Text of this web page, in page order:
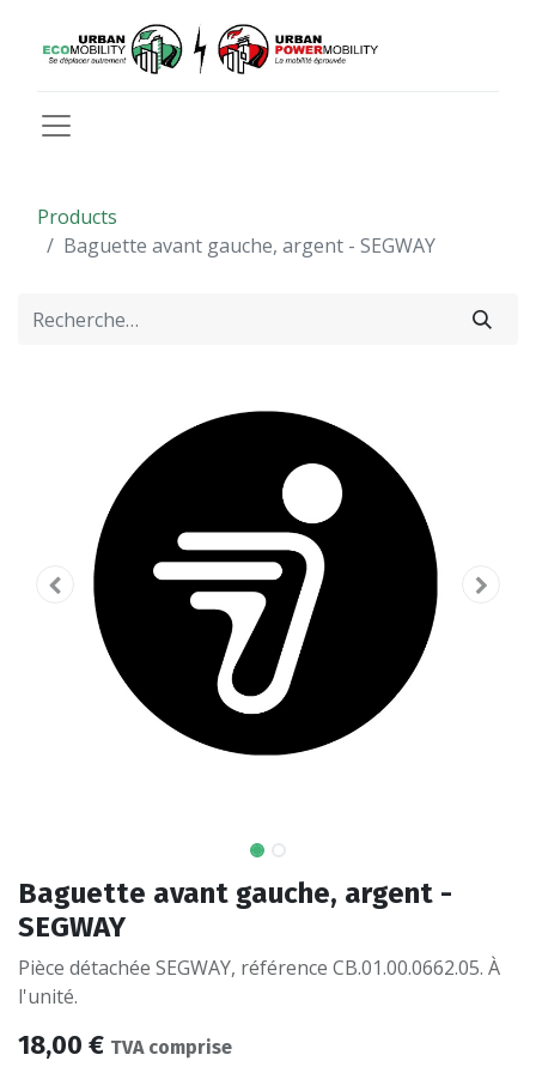
Products
Baguette avant gauche, argent - SEGWAY
Baguette avant gauche, argent -
SEGWAY
Pièce détachée SEGWAY, référence CB.01.00.0662.05. À
l'unité.
18,00 € TVA comprise